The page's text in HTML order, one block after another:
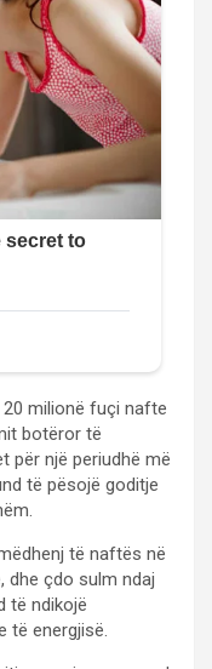
milionë fuçi nafte
botëror të
për një periudhë më
të pësojë goditje
të naftës në
dhe çdo sulm ndaj
të ndikojë
të energjisë.